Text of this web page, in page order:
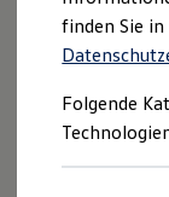
Junge
Leasing
die Wahl
Volkswagen
Felgensortiment.
finden Sie
Folgende